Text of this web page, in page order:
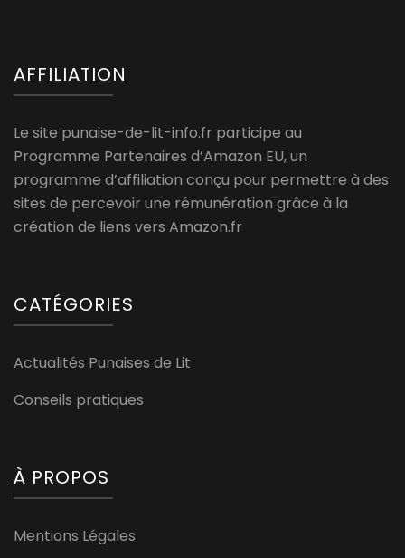
AFFILIATION
Le site punaise-de-lit-info.fr participe au
Programme Partenaires d’Amazon EU, un
programme d’affiliation conçu pour permettre à des
sites de percevoir une rémunération grâce à la
création de liens vers Amazon.fr
CATÉGORIES
Actualités Punaises de Lit
Conseils pratiques
À PROPOS
Mentions Légales